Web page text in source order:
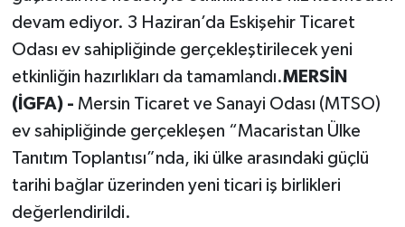
devam ediyor. 3 Haziran’da Eskişehir Ticaret
Odası ev sahipliğinde gerçekleştirilecek yeni
etkinliğin hazırlıkları da tamamlandı.MERSİN
(İGFA) - Mersin Ticaret ve Sanayi Odası (MTSO)
ev sahipliğinde gerçekleşen “Macaristan Ülke
Tanıtım Toplantısı”nda, iki ülke arasındaki güçlü
tarihi bağlar üzerinden yeni ticari iş birlikleri
değerlendirildi.